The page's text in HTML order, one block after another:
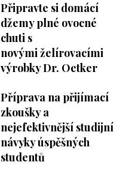
Připravte si domácí
džemy plné ovocné
chuti s
novými želírovacími
výrobky Dr. Oetker
Příprava na přijímací
zkoušky a
nejefektivnější studijní
návyky úspěšných
studentů